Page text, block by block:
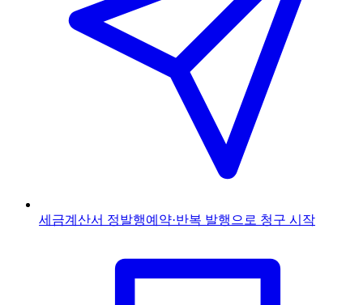
세금계산서 정발행예약·반복 발행으로 청구 시작